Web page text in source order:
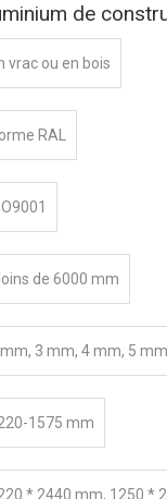
de
vrac ou en bois
RAL
de 6000 mm
3 mm, 4 mm, 5
1575 mm
* 2440 mm, 1250 *